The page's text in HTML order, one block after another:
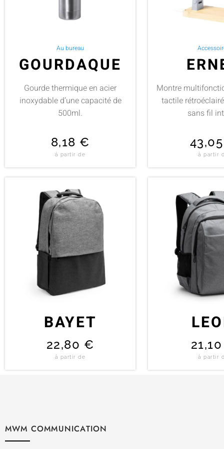
Au bureau
GOURDAQUE
Gourde thermique en acier
inoxydable d’une capacité de
500ml.
8,18 €
à partir de
Montre
tactile
sans fil
à partir
BAYET
22,80 €
à partir de à partir
MWM COMMUNICATION